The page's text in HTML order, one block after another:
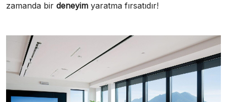
zamanda bir deneyim yaratma fırsatıdır!